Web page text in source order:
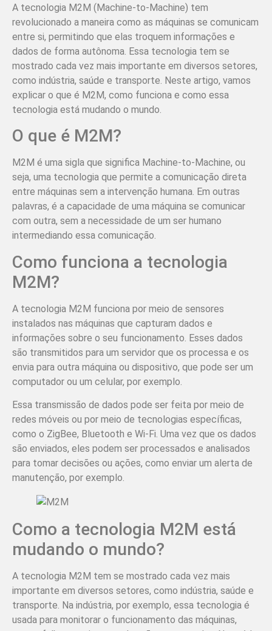
A tecnologia M2M (Machine-to-Machine) tem
revolucionado a maneira como as máquinas se comunicam
entre si, permitindo que elas troquem informações e
dados de forma autônoma. Essa tecnologia tem se
mostrado cada vez mais importante em diversos setores,
como indústria, saúde e transporte. Neste artigo, vamos
explicar o que é M2M, como funciona e como essa
tecnologia está mudando o mundo.
O que é M2M?
M2M é uma sigla que significa Machine-to-Machine, ou
seja, uma tecnologia que permite a comunicação direta
entre máquinas sem a intervenção humana. Em outras
palavras, é a capacidade de uma máquina se comunicar
com outra, sem a necessidade de um ser humano
intermediando essa comunicação.
Como funciona a tecnologia
M2M?
A tecnologia M2M funciona por meio de sensores
instalados nas máquinas que capturam dados e
informações sobre o seu funcionamento. Esses dados
são transmitidos para um servidor que os processa e os
envia para outra máquina ou dispositivo, que pode ser um
computador ou um celular, por exemplo.
Essa transmissão de dados pode ser feita por meio de
redes móveis ou por meio de tecnologias específicas,
como o ZigBee, Bluetooth e Wi-Fi. Uma vez que os dados
são enviados, eles podem ser processados e analisados
para tomar decisões ou ações, como enviar um alerta de
manutenção, por exemplo.
Como a tecnologia M2M está
mudando o mundo?
A tecnologia M2M tem se mostrado cada vez mais
importante em diversos setores, como indústria, saúde e
transporte. Na indústria, por exemplo, essa tecnologia é
usada para monitorar o funcionamento das máquinas,